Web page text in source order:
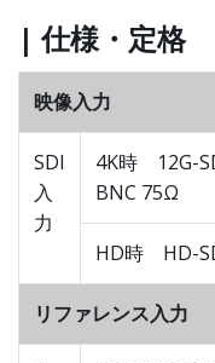
| 仕様・定格
映像入力
SDI
入
力
4K時 12G-
BNC 75Ω
HD時 HD-
リファレンス入力